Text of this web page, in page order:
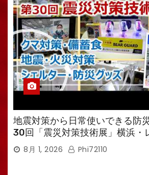
地震対策から日常使いできる防
30回「震災対策技術展」横浜・
えるTV・高荷智也］
8月 1, 2026 Phi72110